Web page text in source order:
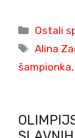
Ostali
Tags
Alina
šampionka,